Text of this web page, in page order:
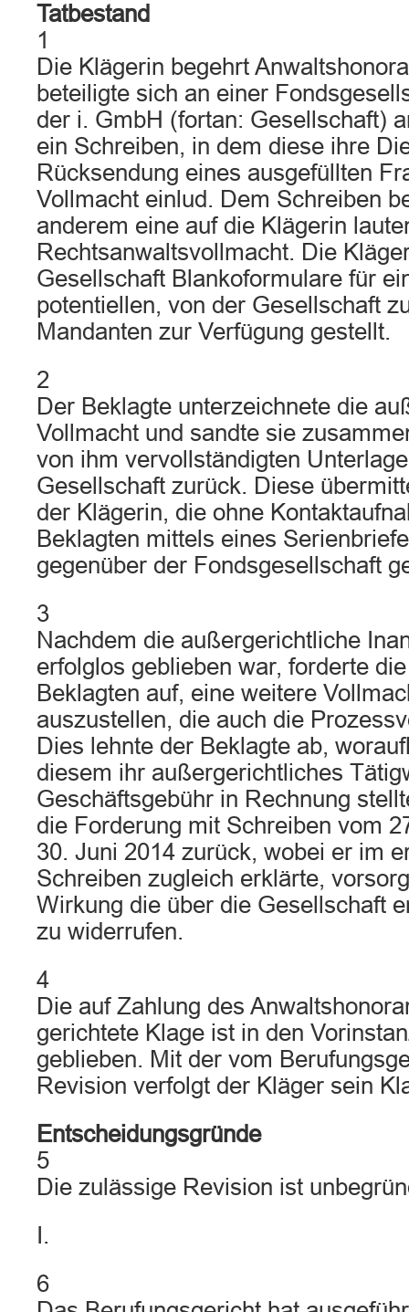
Tatbestand
1
Die Klägerin begehrt
beteiligte sich an einer
der i. GmbH (fortan: Gesellschaft)
ein Schreiben, in dem diese ihre
Rücksendung eines ausgefüllten
Vollmacht einlud. Dem Schreiben
anderem eine auf die Klägerin
Rechtsanwaltsvollmacht. Die
Gesellschaft Blankoformulare für
potentiellen, von der Gesellschaft
Mandanten zur Verfügung gestellt.
2
Der Beklagte unterzeichnete die
Vollmacht und sandte sie
von ihm vervollständigten
Gesellschaft zurück. Diese
der Klägerin, die ohne
Beklagten mittels eines
gegenüber der Fondsgesellschaft
3
Nachdem die außergerichtliche
erfolglos geblieben war, forderte
Beklagten auf, eine weitere
auszustellen, die auch die
Dies lehnte der Beklagte ab,
diesem ihr außergerichtliches
Geschäftsgebühr in Rechnung
die Forderung mit Schreiben vom
30. Juni 2014 zurück, wobei er im
Schreiben zugleich erklärte,
Wirkung die über die Gesellschaft
zu widerrufen.
4
Die auf Zahlung des
gerichtete Klage ist in den
geblieben. Mit der vom
Revision verfolgt der Kläger sein
Entscheidungsgründe
5
Die zulässige Revision ist
I.
6